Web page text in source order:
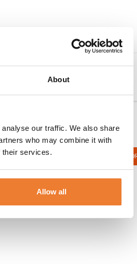
About
our traffic. We also share
who may combine it with
their services.
Allow all
Art nr.5782
170
LÄGG TILL I